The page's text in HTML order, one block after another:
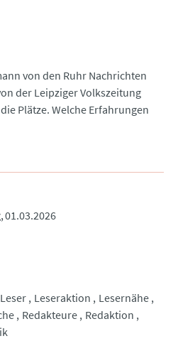
von den Ruhr Nachrichten
der Leipziger Volkszeitung
Plätze. Welche Erfahrungen
01.03.2026
Leser Leseraktion
Lesernähe
Redakteure Redaktion